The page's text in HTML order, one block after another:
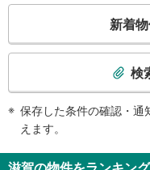
検
知
新着
検
保存した条件の確認・通
えます。